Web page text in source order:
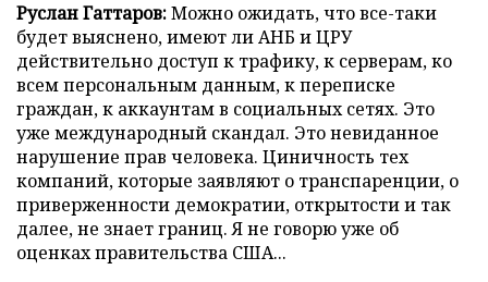
Руслан Гаттаров:Можно ожидать, что все-таки
будет выяснено, имеют ли АНБ и ЦРУ
действительно доступ к трафику, к серверам, ко
всем персональным данным, к переписке
граждан, к аккаунтам в социальных сетях. Это
уже международный скандал. Это невиданное
нарушение прав человека. Циничность тех
компаний, которые заявляют о транспаренции, о
приверженности демократии, открытости и так
далее, не знает границ. Я не говорю уже об
оценках правительства США...